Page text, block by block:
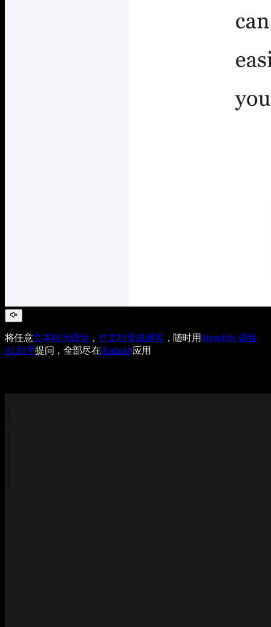
将任意文本转为语音，把文档变成播客 ，随时用Speechify 语音
AI 助手提问，全部尽在Android 应用